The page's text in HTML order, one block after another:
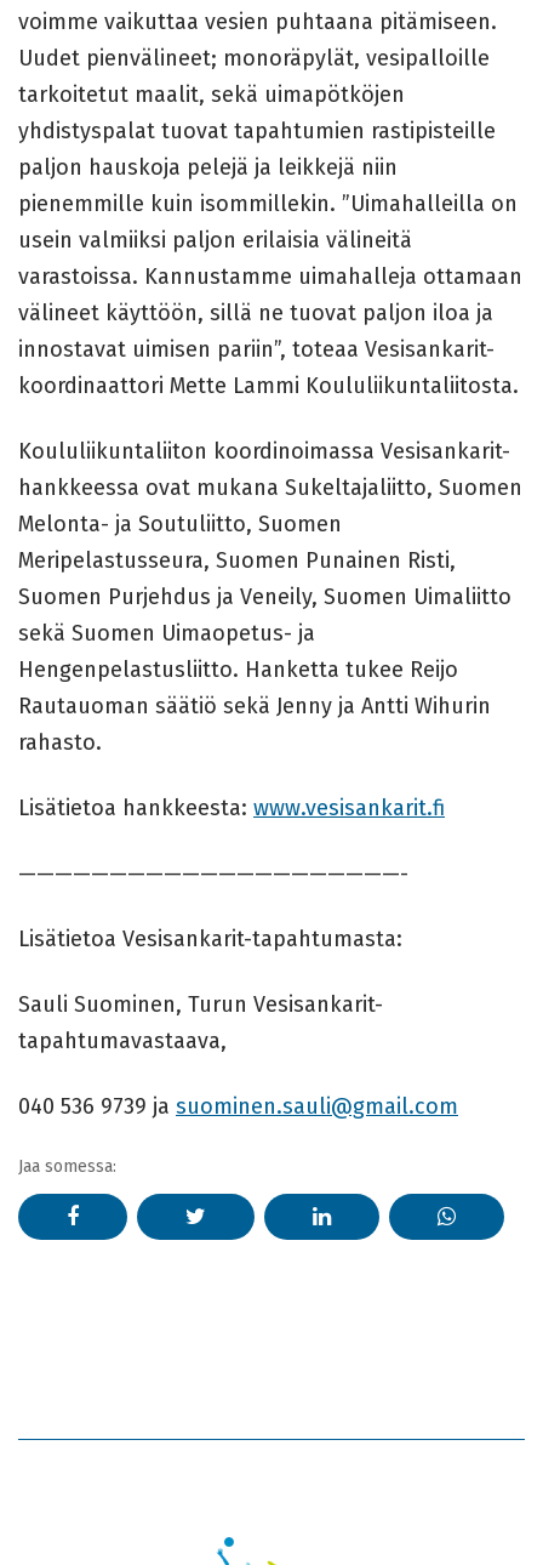
voimme vaikuttaa vesien puhtaana pitämiseen.
Uudet pienvälineet; monoräpylät, vesipalloille
tarkoitetut maalit, sekä uimapötköjen
yhdistyspalat tuovat tapahtumien rastipisteille
paljon hauskoja pelejä ja leikkejä niin
pienemmille kuin isommillekin. ”Uimahalleilla on
usein valmiiksi paljon erilaisia välineitä
varastoissa. Kannustamme uimahalleja ottamaan
välineet käyttöön, sillä ne tuovat paljon iloa ja
innostavat uimisen pariin”, toteaa Vesisankarit-
koordinaattori Mette Lammi Koululiikuntaliitosta.
Koululiikuntaliiton koordinoimassa Vesisankarit-
hankkeessa ovat mukana Sukeltajaliitto, Suomen
Melonta- ja Soutuliitto, Suomen
Meripelastusseura, Suomen Punainen Risti,
Suomen Purjehdus ja Veneily, Suomen Uimaliitto
sekä Suomen Uimaopetus- ja
Hengenpelastusliitto. Hanketta tukee Reijo
Rautauoman säätiö sekä Jenny ja Antti Wihurin
rahasto.
Lisätietoa hankkeesta: www.vesisankarit.fi
—————————————————————-
Lisätietoa Vesisankarit-tapahtumasta:
Sauli Suominen, Turun Vesisankarit-
tapahtumavastaava,
040 536 9739 ja suominen.sauli@gmail.com
Jaa somessa: